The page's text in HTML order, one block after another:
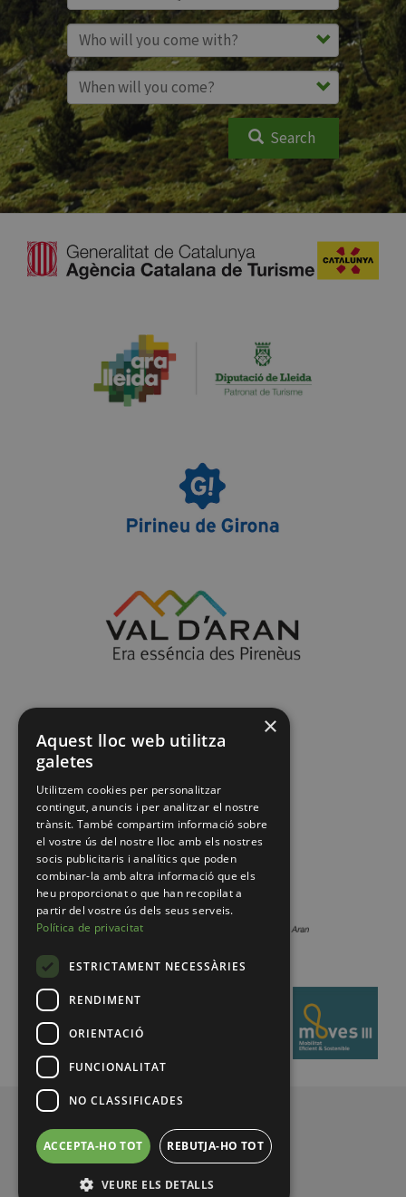
Search
Legal notice
×
Aquest lloc web utilitza
galetes
Utilitzem cookies per personalitzar
contingut, anuncis i per analitzar el nostre
trànsit. També compartim informació sobre
el vostre ús del nostre lloc amb els nostres
socis publicitaris i analítics que poden
combinar-la amb altra informació que els
heu proporcionat o que han recopilat a
partir del vostre ús dels seus serveis.
Política de privacitat
ESTRICTAMENT NECESSÀRIES
RENDIMENT
ORIENTACIÓ
FUNCIONALITAT
NO CLASSIFICADES
ACCEPTA-HO TOT REBUTJA-HO TOT
VEURE ELS DETALLS